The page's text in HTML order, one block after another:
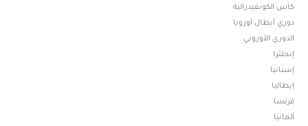
كأس الكونفيدرالية
دوري أبطال أوروبا
الدوري الأوروبي
إنجلترا
إسبانيا
إيطاليا
فرنسا
ألمانيا